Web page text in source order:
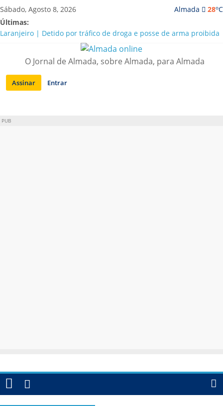
Saltar
para
conteúdo
Almada 28oC
Sábado, Agosto 8, 2026
Últimas:
Laranjeiro | Detido por tráfico de droga e posse de arma proibida
A “crise” da água em Almada: ilações e ensinamentos necessários
Costa da Caparica | Polícia Marítima e ASAE detectam
irregularidades em habitações e restaurantes
APA diz que falta de água em Almada “foi um problema de má
O Jornal de Almada, sobre Almada, para Almada
Assinar Entrar
PUB